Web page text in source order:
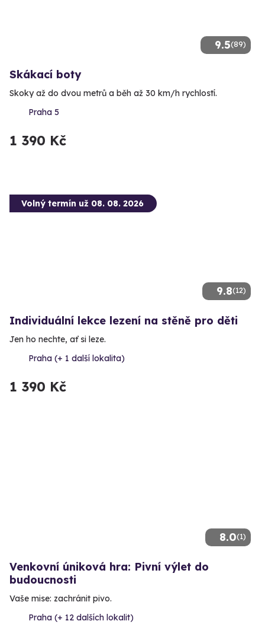
9.5(89)
Skákací boty
Skoky až do dvou metrů a běh až 30 km/h rychlostí.
Praha 5
1 390 Kč
9.8(12)
Volný termín už 08. 08. 2026
Individuální lekce lezení na stěně pro děti
Jen ho nechte, ať si leze.
Praha (+ 1 další lokalita)
1 390 Kč
8.0(1)
Venkovní úniková hra: Pivní výlet do
budoucnosti
Vaše mise: zachránit pivo.
Praha (+ 12 dalších lokalit)